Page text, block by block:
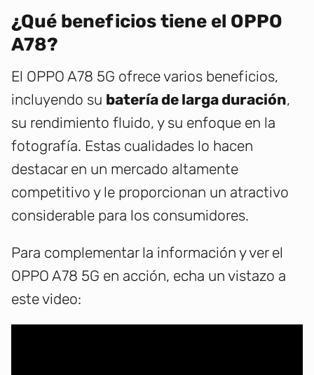
¿Qué beneficios tiene el OPPO
A78?
El OPPO A78 5G ofrece varios beneficios,
incluyendo su batería de larga duración,
su rendimiento fluido, y su enfoque en la
fotografía. Estas cualidades lo hacen
destacar en un mercado altamente
competitivo y le proporcionan un atractivo
considerable para los consumidores.
Para complementar la información y ver el
OPPO A78 5G en acción, echa un vistazo a
este video: